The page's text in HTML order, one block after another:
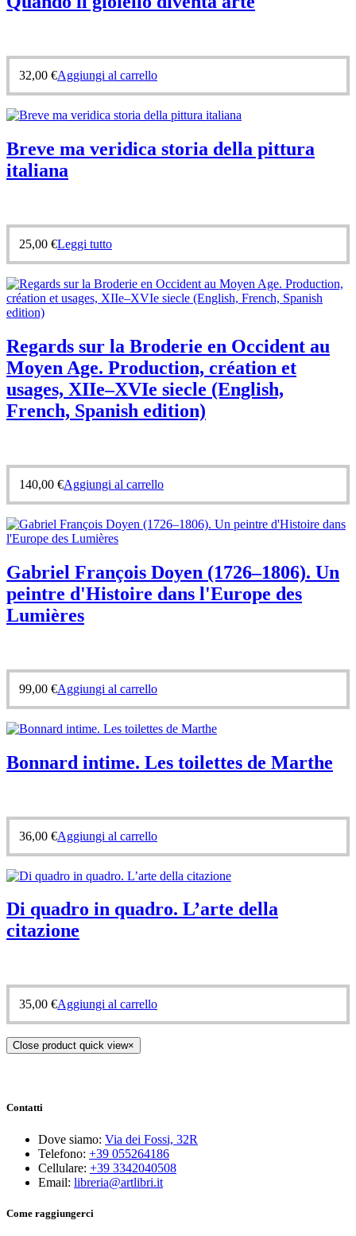
32,00 €Aggiungi al carrello
Breve ma veridica storia della pittura
italiana
25,00 €Leggi tutto
Regards sur la Broderie en Occident au
Moyen Age. Production, création et
usages, XIIe–XVIe siecle (English,
French, Spanish edition)
140,00 €Aggiungi al carrello
Gabriel François Doyen (1726–1806). Un
peintre d'Histoire dans l'Europe des
Lumières
99,00 €Aggiungi al carrello
Bonnard intime. Les toilettes de Marthe
36,00 €Aggiungi al carrello
Di quadro in quadro. L’arte della
citazione
35,00 €Aggiungi al carrello
Close product quick view×
Contatti
Dove siamo: Via dei Fossi, 32R
Telefono: +39 055264186
Cellulare: +39 3342040508
Email: libreria@artlibri.it
Come raggiungerci